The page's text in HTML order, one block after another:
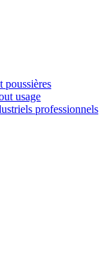
poussières
usage
professionnels